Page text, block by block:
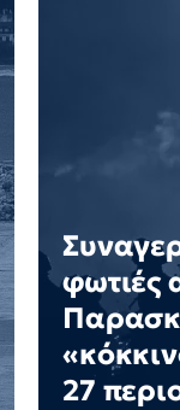
φωτιές
27